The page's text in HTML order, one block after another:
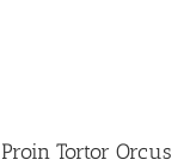
Proin Tortor Orcus